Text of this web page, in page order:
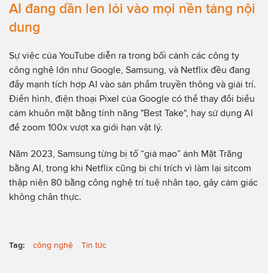
AI đang dần len lỏi vào mọi nền tảng nội
dung
Sự việc của YouTube diễn ra trong bối cảnh các công ty
công nghệ lớn như Google, Samsung, và Netflix đều đang
đẩy mạnh tích hợp AI vào sản phẩm truyền thông và giải trí.
Điển hình, điện thoại Pixel của Google có thể thay đổi biểu
cảm khuôn mặt bằng tính năng "Best Take", hay sử dụng AI
để zoom 100x vượt xa giới hạn vật lý.
Năm 2023, Samsung từng bị tố “giả mạo” ảnh Mặt Trăng
bằng AI, trong khi Netflix cũng bị chỉ trích vì làm lại sitcom
thập niên 80 bằng công nghệ trí tuệ nhân tạo, gây cảm giác
không chân thực.
Tag: công nghệ Tin tức